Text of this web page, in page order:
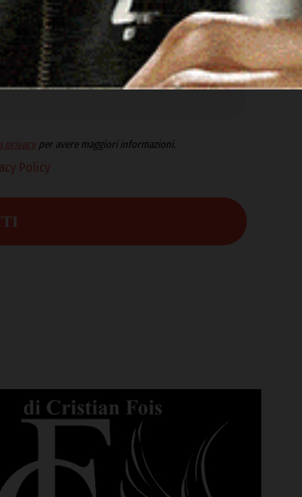
NELLA TUA CASELLA DI POSTA,
CAMPO SOTTOSTANTE.
privacyper avere maggiori informazioni.
Policy